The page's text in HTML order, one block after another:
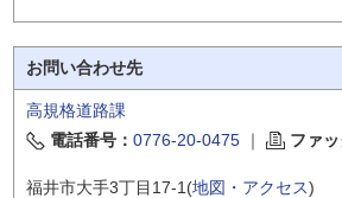
お問い合わせ先
高規格道路課
電話番号： 0776-20-0475 ｜ ファッ
福井市大手3丁目17-1(地図・アクセス)